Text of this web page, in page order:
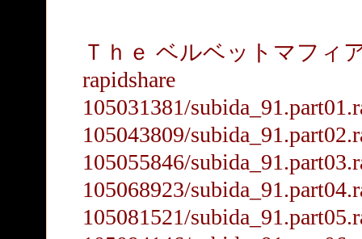
Ｔｈｅ ベルベットマフィ
rapidshare
105031381/
105043809/
105055846/
105068923/
105081521/